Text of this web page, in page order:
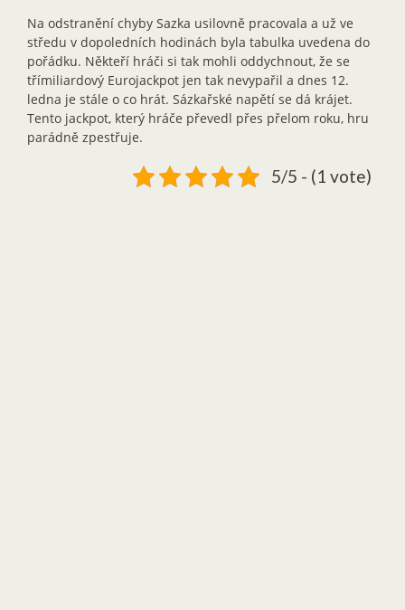
Na odstranění chyby Sazka usilovně pracovala a už ve
středu v dopoledních hodinách byla tabulka uvedena do
pořádku. Někteří hráči si tak mohli oddychnout, že se
třímiliardový Eurojackpot jen tak nevypařil a dnes 12.
ledna je stále o co hrát. Sázkařské napětí se dá krájet.
Tento jackpot, který hráče převedl přes přelom roku, hru
parádně zpestřuje.
5/5 - (1 vote)